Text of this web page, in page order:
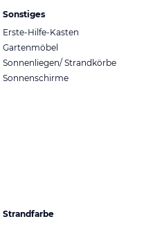
Sonstiges
Erste-Hilfe-Kasten
Gartenmöbel
Sonnenliegen/ Strandkörbe
Sonnenschirme
Strandfarbe